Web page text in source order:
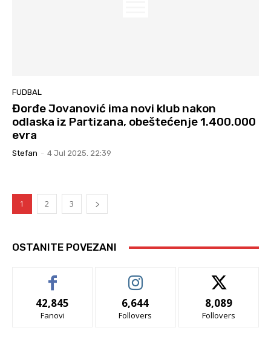
FUDBAL
Đorđe Jovanović ima novi klub nakon
odlaska iz Partizana, obeštećenje 1.400.000
evra
Stefan - 4 Jul 2025. 22:39
1 2 3
OSTANITE POVEZANI
42,845
Fanovi
6,644
Follovers
8,089
Follovers